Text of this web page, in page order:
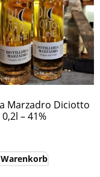
Marzadro Diciotto
– 41%